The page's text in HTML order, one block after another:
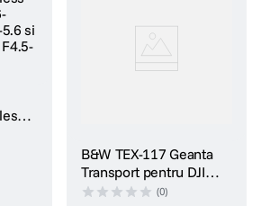
si
B&W TEX-117 Geanta
Transport pentru DJI
Neo 2 Fly More Combo
(0)